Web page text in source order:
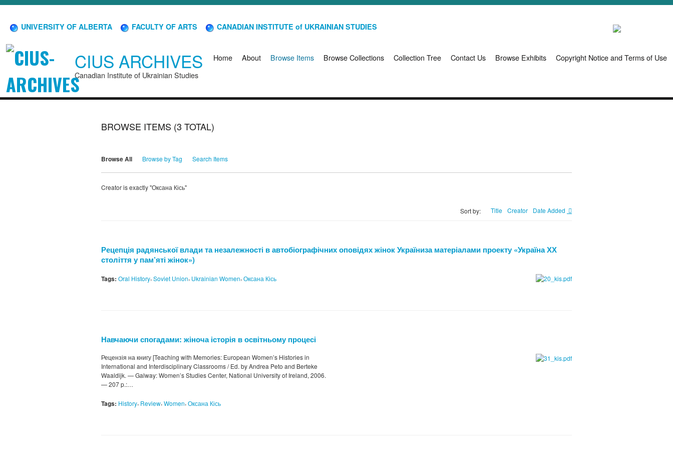
UNIVERSITY OF ALBERTA FACULTY OF ARTS CANADIAN INSTITUTE of UKRAINIAN STUDIES
CIUS ARCHIVES
Canadian Institute of Ukrainian Studies
Home About Browse Items Browse Collections Collection Tree Contact Us Browse Exhibits Copyright Notice and Terms of Use
BROWSE ITEMS (3 TOTAL)
Browse All Browse by Tag Search Items
Creator is exactly "Оксана Кісь"
Sort by: Title Creator Date Added
Рецепція радянської влади та незалежності в автобіографічних оповідях жінок Україниза матеріалами проекту «Україна ХХ
століття у пам’яті жінок»)
Tags: Oral History, Soviet Union, Ukrainian Women, Оксана Кісь
Навчаючи спогадами: жіноча історія в освітньому процесі
Рецензія на книгу [Teaching with Memories: European Women’s Histories in
International and Interdisciplinary Classrooms / Ed. by Andrea Peto and Berteke
Waaldijk. — Galway: Women’s Studies Center, National University of Ireland, 2006.
— 207 p.:…
Tags: History, Review, Women, Оксана Кісь